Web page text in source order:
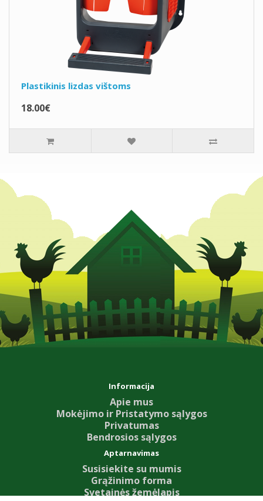
Plastikinis lizdas vištoms
18.00€
Informacija
Apie mus
Mokėjimo ir Pristatymo sąlygos
Privatumas
Bendrosios sąlygos
Aptarnavimas
Susisiekite su mumis
Grąžinimo forma
Svetainės žemėlapis